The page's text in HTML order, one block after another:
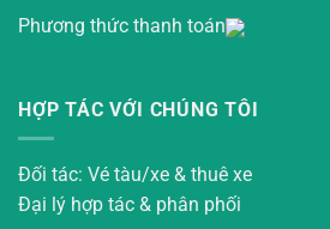
Phương thức thanh toán
HỢP TÁC VỚI CHÚNG TÔI
Đối tác: Vé tàu/xe & thuê xe
Đại lý hợp tác & phân phối